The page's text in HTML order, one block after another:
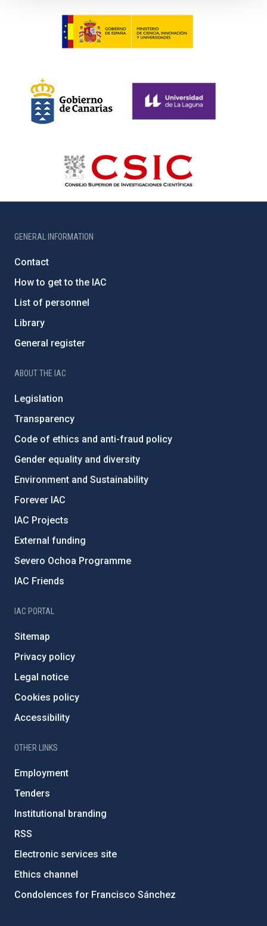
GENERAL INFORMATION
Contact
How to get to the IAC
List of personnel
Library
General register
ABOUT THE IAC
Legislation
Transparency
Code of ethics and anti-fraud policy
Gender equality and diversity
Environment and Sustainability
Forever IAC
IAC Projects
External funding
Severo Ochoa Programme
IAC Friends
IAC PORTAL
Sitemap
Privacy policy
Legal notice
Cookies policy
Accessibility
OTHER LINKS
Employment
Tenders
Institutional branding
RSS
Electronic services site
Ethics channel
Condolences for Francisco Sánchez